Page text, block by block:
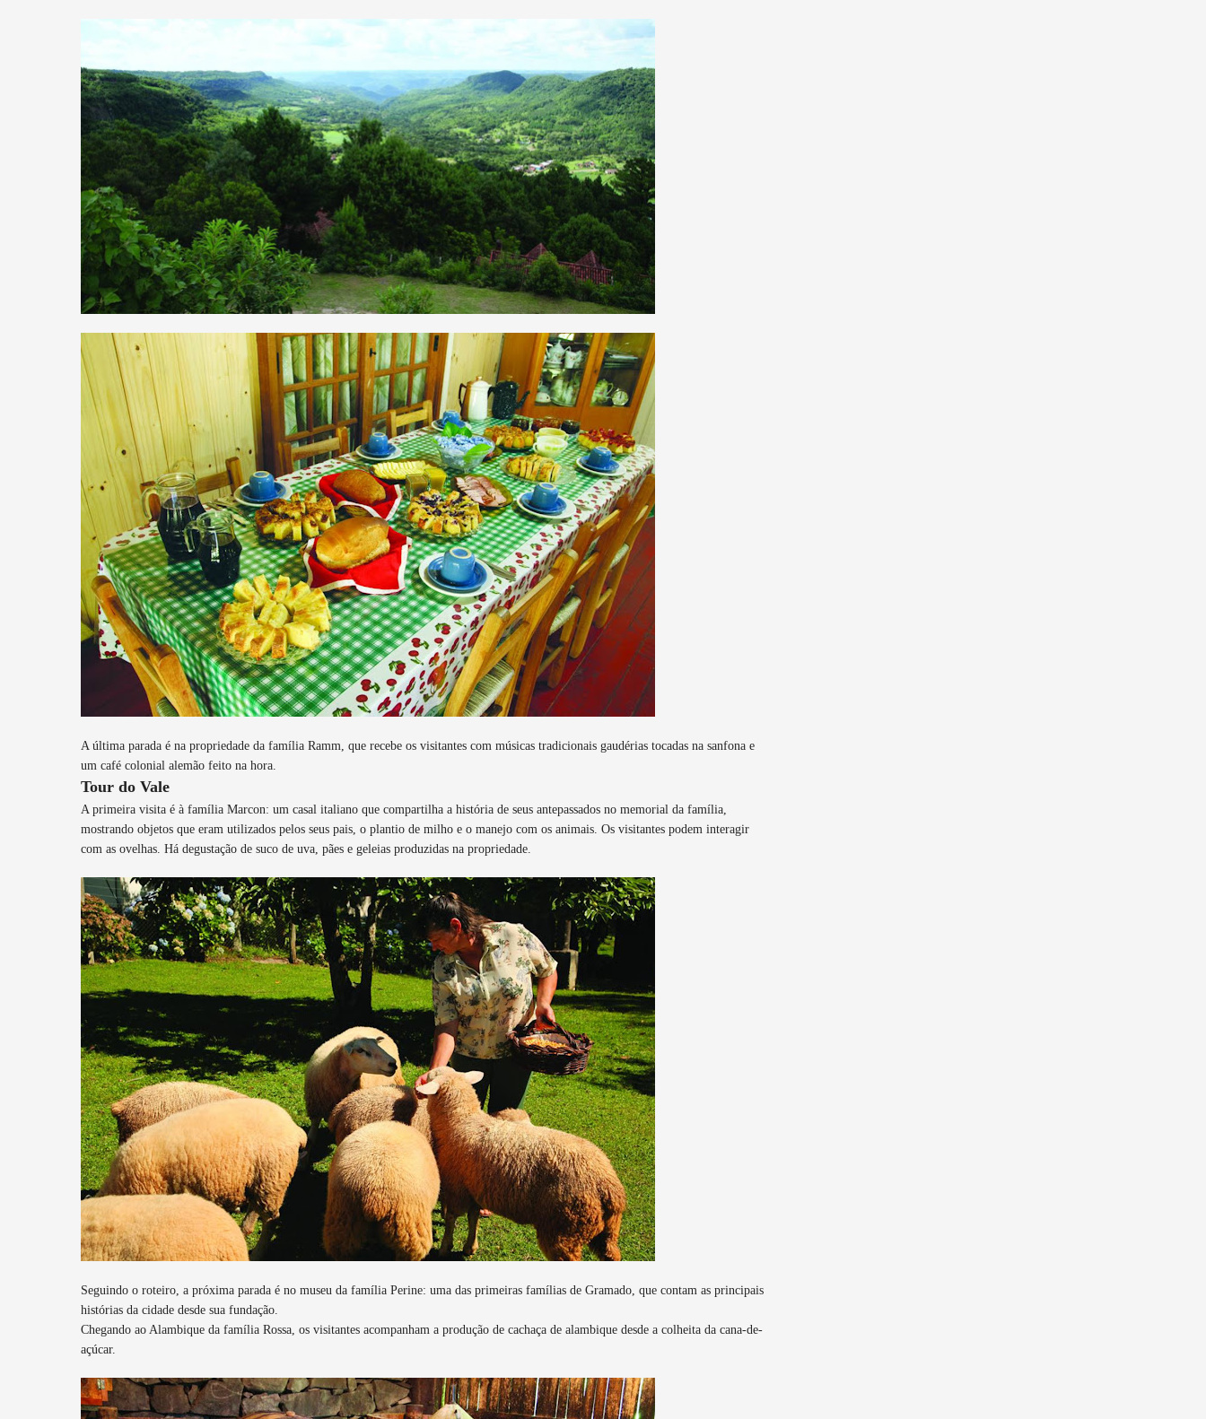
A última parada é na propriedade da família Ramm, que recebe os visitantes com músicas tradicionais gaudérias tocadas na sanfona e
um café colonial alemão feito na hora.
Tour do Vale
A primeira visita é à família Marcon: um casal italiano que compartilha a história de seus antepassados no memorial da família,
mostrando objetos que eram utilizados pelos seus pais, o plantio de milho e o manejo com os animais. Os visitantes podem interagir
com as ovelhas. Há degustação de suco de uva, pães e geleias produzidas na propriedade.
Seguindo o roteiro, a próxima parada é no museu da família Perine: uma das primeiras famílias de Gramado, que contam as principais
histórias da cidade desde sua fundação.
Chegando ao Alambique da família Rossa, os visitantes acompanham a produção de cachaça de alambique desde a colheita da cana-de-
açúcar.